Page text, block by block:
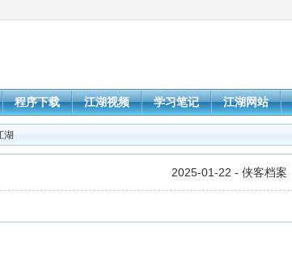
程序下载 江湖视频 学习笔记 江湖网站
湖
2025-01-22 - 侠客档案